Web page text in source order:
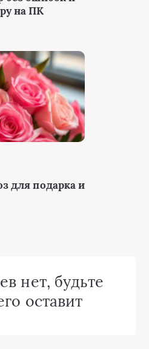
на ПК
для подарка и
нет, будьте
оставит